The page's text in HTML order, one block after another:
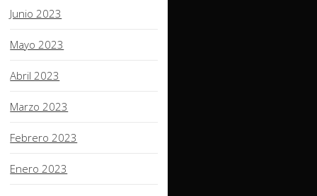
Junio 2023
Mayo 2023
Abril 2023
Marzo 2023
Febrero 2023
Enero 2023